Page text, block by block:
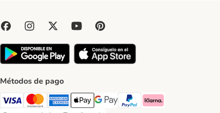
Métodos de pago
Visa Payment Method
Mastercard Payment Method
American Express Payment Method
Apple Pay Payment Method
Google Pay Payment Method
PayPal Payment Method
Klarna Payment Method